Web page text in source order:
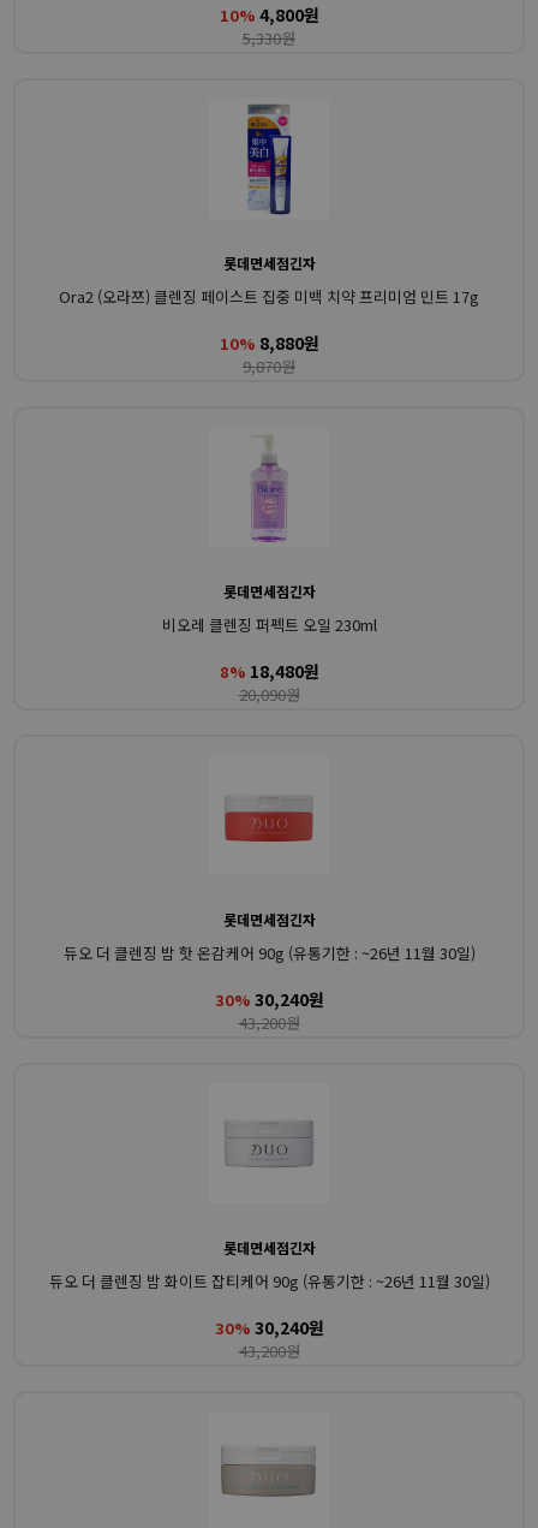
10% 4,800원
5,330원
롯데면세점긴자
Ora2 (오라쯔) 클렌징 페이스트 집중 미백 치약 프리미엄 민트 17g
10% 8,880원
9,870원
롯데면세점긴자
비오레 클렌징 퍼펙트 오일 230ml
8% 18,480원
20,090원
롯데면세점긴자
듀오 더 클렌징 밤 핫 온감케어 90g (유통기한 : ~26년 11월 30일)
30% 30,240원
43,200원
롯데면세점긴자
듀오 더 클렌징 밤 화이트 잡티케어 90g (유통기한 : ~26년 11월 30일)
30% 30,240원
43,200원